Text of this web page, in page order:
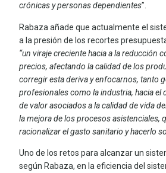
crónicas y personas dependientes”.
Rabaza añade que actualmente el
a la presión de los recortes
“un viraje creciente hacia a la reducción
precios, afectando la calidad de los
corregir esta deriva y enfocarnos, tanto
profesionales como la industria, hacia el
de valor asociados a la calidad de vida
la mejora de los procesos asistenciales,
racionalizar el gasto sanitario y hacerlo
Uno de los retos para alcanzar un
según Rabaza, en la eficiencia del